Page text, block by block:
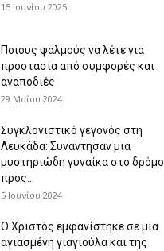
15 Ιουνίου 2025
Ποιους ψαλμούς να λέτε για
προστασία από συμφορές και
αναποδιές
29 Μαΐου 2024
Συγκλονιστικό γεγονός στη
Λευκάδα: Συνάντησαν μια
μυστηριώδη γυναίκα στο δρόμο
προς...
5 Ιουνίου 2024
Ο Χριστός εμφανίστηκε σε μια
αγιασμένη γιαγιούλα και της